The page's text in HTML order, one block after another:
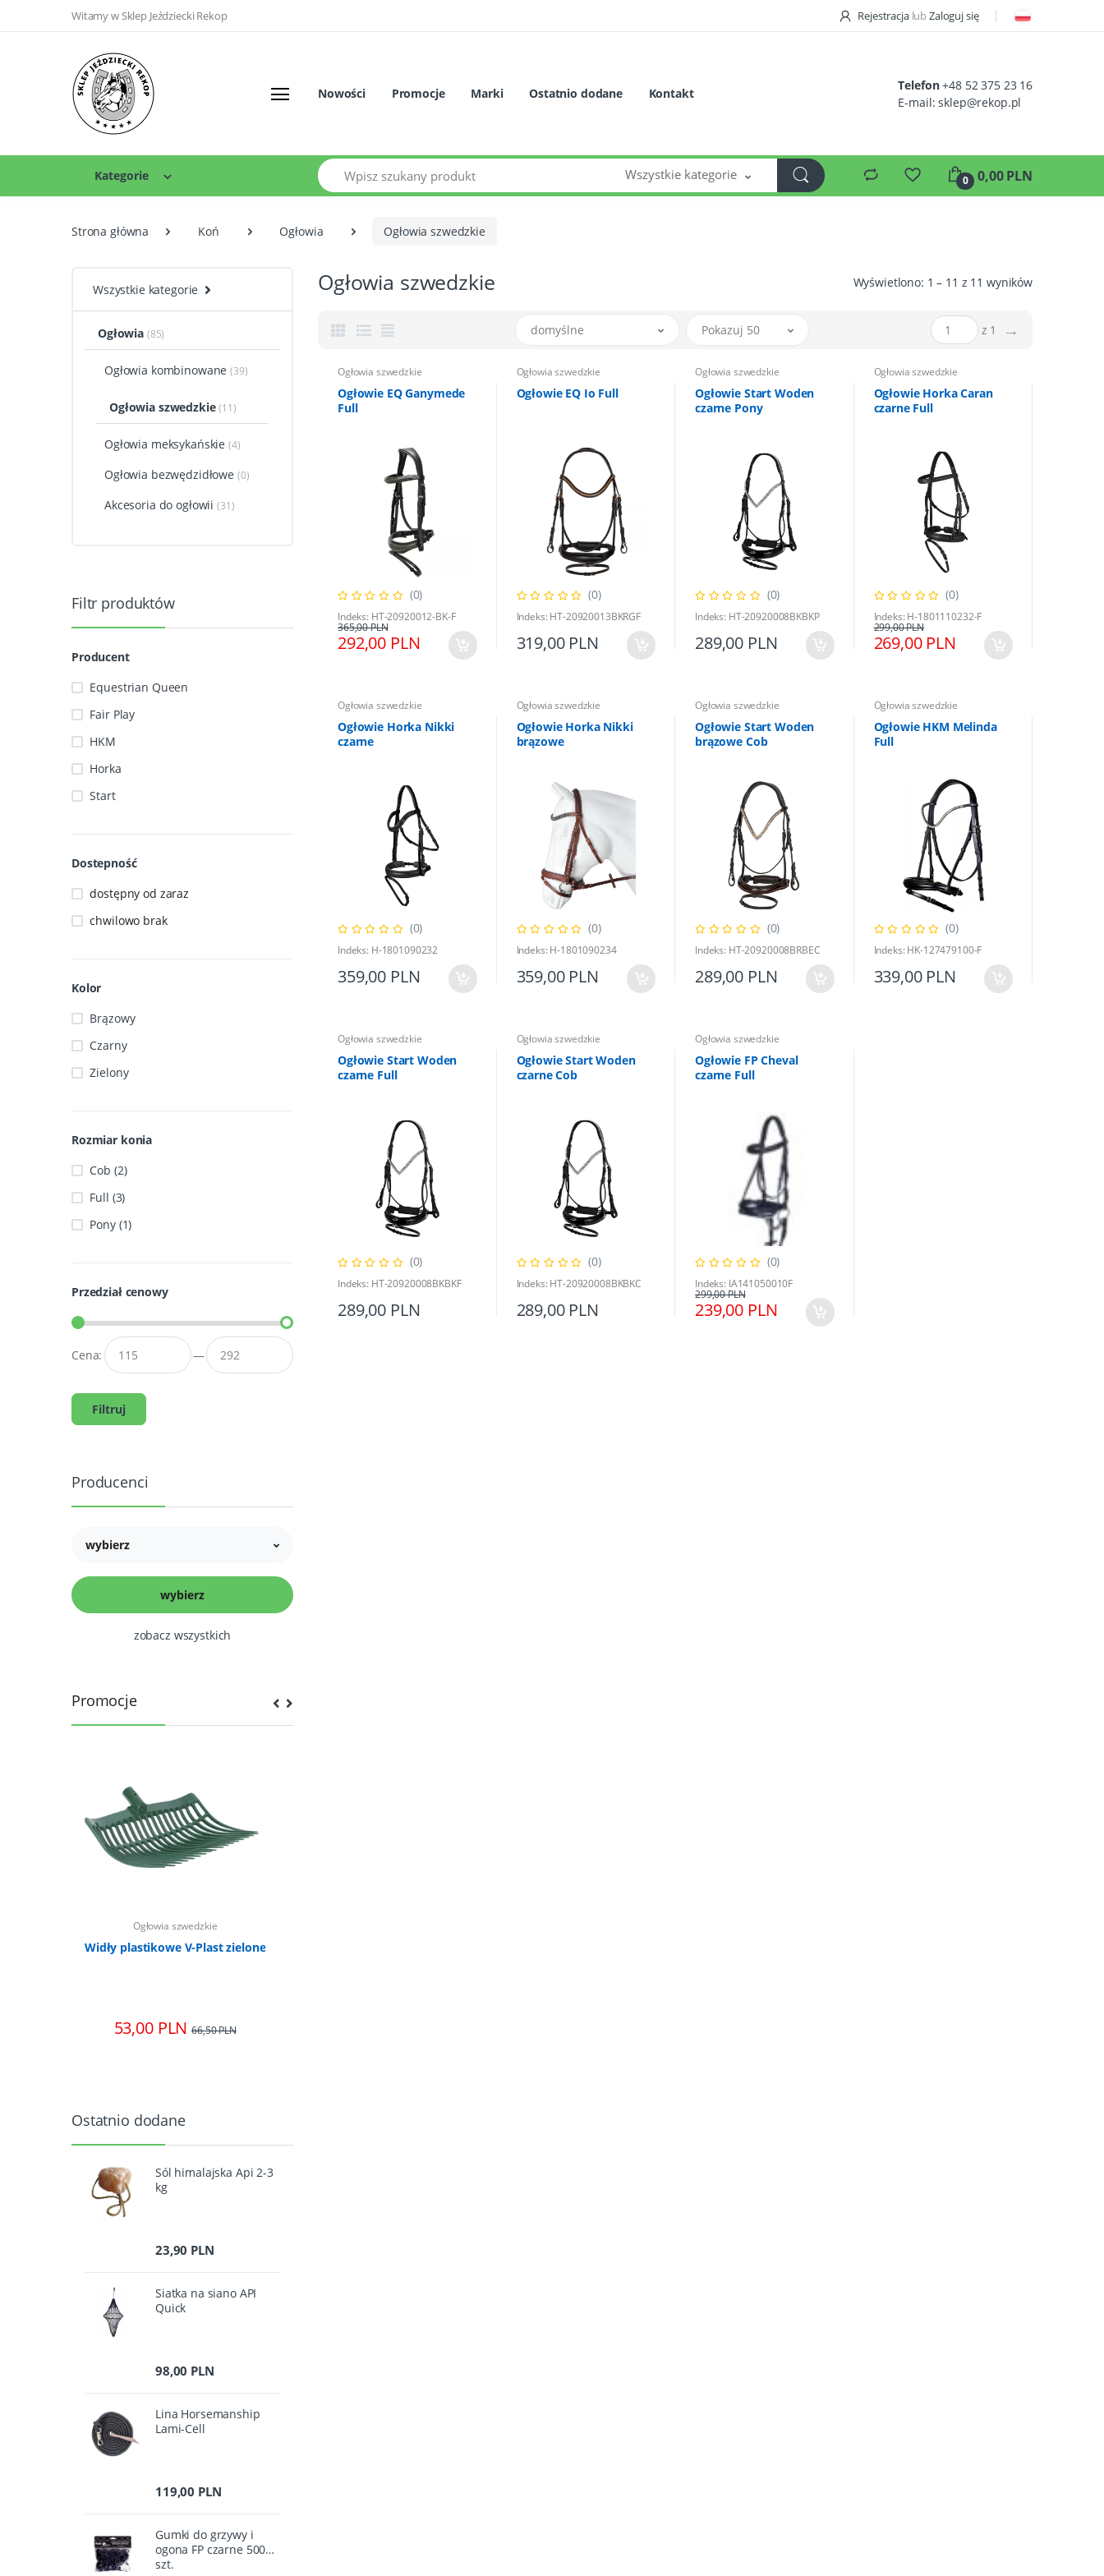
Witamy w Sklep Jeździecki Rekop Rejestracja lub Zaloguj się
Nowości Promocje Marki Ostatnio dodane Kontakt
Telefon +48 52 375 23 16
E-mail:sklep@rekop.pl
Kategorie
Szukaj Wszystkie kategorie 0 0,00 PLN
Strona główna Koń Ogłowia Ogłowia szwedzkie
Wszystkie kategorie
Ogłowia (85)
Ogłowia kombinowane (39)
Ogłowia szwedzkie (11)
Ogłowia meksykańskie (4)
Ogłowia bezwędzidłowe (0)
Akcesoria do ogłowii (31)
Filtr produktów
Producent
Equestrian Queen
Fair Play
HKM
Horka
Start
Dostepność
dostępny od zaraz
chwilowo brak
Kolor
Brązowy
Czarny
Zielony
Rozmiar konia
Cob (2)
Full (3)
Pony (1)
Przedział cenowy
Cena: —
Filtruj
Producenci
wybierz
zobacz wszystkich
Promocje
Ogłowia szwedzkie
Widły plastikowe V-Plast zielone
53,00 PLN 66,50 PLN
Ostatnio dodane
Sól himalajska Api 2-3
kg
23,90 PLN
Siatka na siano API
Quick
98,00 PLN
Lina Horsemanship
Lami-Cell
119,00 PLN
Gumki do grzywy i
ogona FP czarne 500
szt.
Ogłowia szwedzkie Wyświetlono: 1 – 11 z 11 wyników
domyślne Pokazuj 50 z 1 →
Ogłowia szwedzkie
Ogłowie EQ Ganymede
Full
(0)
Indeks: HT-20920012-BK-F
292,00 PLN
365,00 PLN
Ogłowia szwedzkie
Ogłowie EQ Io Full
(0)
Indeks: HT-20920013BKRGF
319,00 PLN
Ogłowia szwedzkie
Ogłowie Start Woden
czarne Pony
(0)
Indeks: HT-20920008BKBKP
289,00 PLN
Ogłowia szwedzkie
Ogłowie Horka Caran
czarne Full
(0)
Indeks: H-1801110232-F
269,00 PLN
299,00 PLN
Ogłowia szwedzkie
Ogłowie Horka Nikki
czarne
(0)
Indeks: H-1801090232
359,00 PLN
Ogłowia szwedzkie
Ogłowie Horka Nikki
brązowe
(0)
Indeks: H-1801090234
359,00 PLN
Ogłowia szwedzkie
Ogłowie Start Woden
brązowe Cob
(0)
Indeks: HT-20920008BRBEC
289,00 PLN
Ogłowia szwedzkie
Ogłowie HKM Melinda
Full
(0)
Indeks: HK-127479100-F
339,00 PLN
Ogłowia szwedzkie
Ogłowie Start Woden
czarne Full
(0)
Indeks: HT-20920008BKBKF
289,00 PLN
Ogłowia szwedzkie
Ogłowie Start Woden
czarne Cob
(0)
Indeks: HT-20920008BKBKC
289,00 PLN
Ogłowia szwedzkie
Ogłowie FP Cheval
czarne Full
(0)
Indeks: IA141050010F
239,00 PLN
299,00 PLN